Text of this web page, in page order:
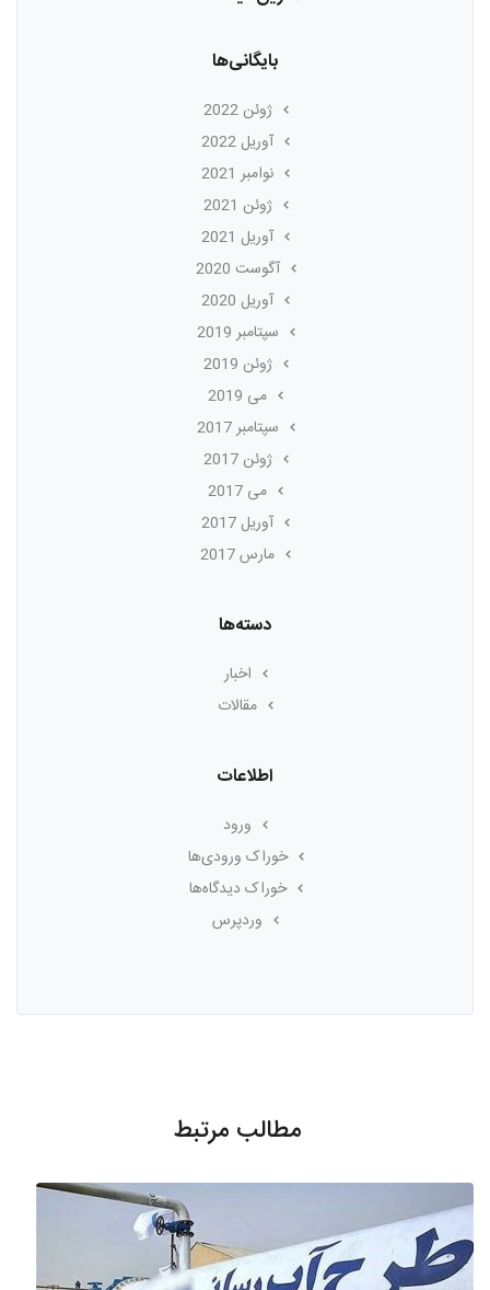
بایگانی‌ها
ژوئن 2022
آوریل 2022
نوامبر 2021
ژوئن 2021
آوریل 2021
آگوست 2020
آوریل 2020
سپتامبر 2019
ژوئن 2019
می 2019
سپتامبر 2017
ژوئن 2017
می 2017
آوریل 2017
مارس 2017
دسته‌ها
اخبار
مقالات
اطلاعات
ورود
خوراک ورودی‌ها
خوراک دیدگاه‌ها
وردپرس
مطالب مرتبط